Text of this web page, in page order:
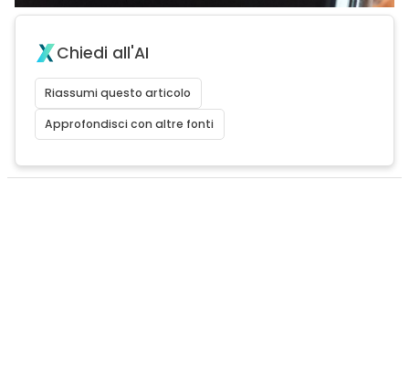
Chiedi all'AI
Riassumi questo articolo
Approfondisci con altre fonti